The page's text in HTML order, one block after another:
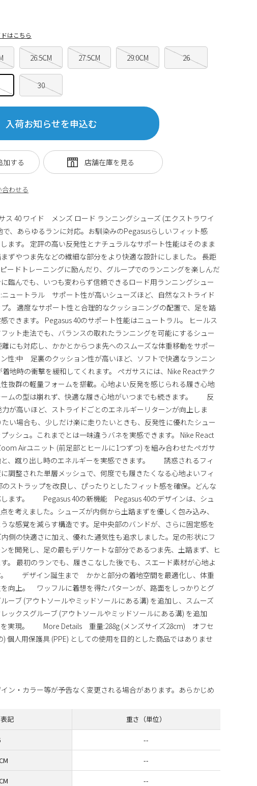
26.5CM 27.5CM 29.0CM 26
30
はこちら
入荷お知らせを申込む
わせる
加する
ス 40 ワイド メンズ ロード ランニングシューズ (エクストラワイ
、あらゆるランに対応。お馴染みのPegasusらしいフィット感
ます。 定評の高い反発性とナチュラルなサポート性能はそのまま
ずやつま先などの繊細な部分をより快適な設計にしました。 長距
ードトレーニングに励んだり、グループでのランニングを楽しんだ
臨んでも、いつも変わらず信頼できるロード用ランニングシュー
ートラル サポート性が高いシューズほど、自然なストライド
。 適度なサポート性と合理的なクッショニングの配置で、足を踏
できます。 Pegasus 40のサポート性能はニュートラル。 ヒールス
ット走法でも、バランスの取れたランニングを可能にするシュー
にも対応し、かかとからつま先へのスムーズな体重移動をサポー
:中 足裏のクッション性が高いほど、ソフトで快適なランニン
地時の衝撃を緩和してくれます。 ペガサスには、Nike Reactテク
抜群の軽量フォームを搭載。心地よい反発を感じられる履き心地
ームの型は崩れず、快適な履き心地がいつまでも続きます。 反
が高いほど、ストライドごとのエネルギーリターンが向上しま
い場合も、少しだけ楽に走りたいときも、反発性に優れたシュー
ッシュ。これまでとは一味違うバネを実感できます。 Nike React
Airユニット (前足部とヒールに1つずつ) を組み合わせたペガサ
と、蹴り出し時のエネルギーを実感できます。 誘惑されるフィ
調整された単層メッシュで、何度でも履きたくなる心地よいフィ
ストラップを改良し、ぴったりとしたフィット感を確保。どんな
します。 Pegasus 40の新機能 Pegasus 40のデザインは、シュ
を考えました。シューズが内側から土踏まずを優しく包み込み、
な感覚を減らす構造です。足中央部のバンドが、さらに固定感を
側の快適さに加え、優れた通気性も追求しました。足の形状にフ
を開発し、足の最もデリケートな部分であるつま先、土踏まず、ヒ
。 最初のランでも、履きこなした後でも、スエード素材が心地よ
。 デザイン誕生まで かかと部分の着地空間を最適化し、体重
向上。 ワッフルに着想を得たパターンが、路面をしっかりとグ
ーブ (アウトソールやミッドソールにある溝) を追加し、スムーズ
ックスグルーブ (アウトソールやミッドソールにある溝) を追加
を実現。 More Details 重量:288g (メンズサイズ28cm) オフセ
個人用保護具 (PPE) としての使用を目的とした商品ではありませ
ン・カラー等が予告なく変更される場合があります。あらかじめ
記 重さ（単位）
--
--
--